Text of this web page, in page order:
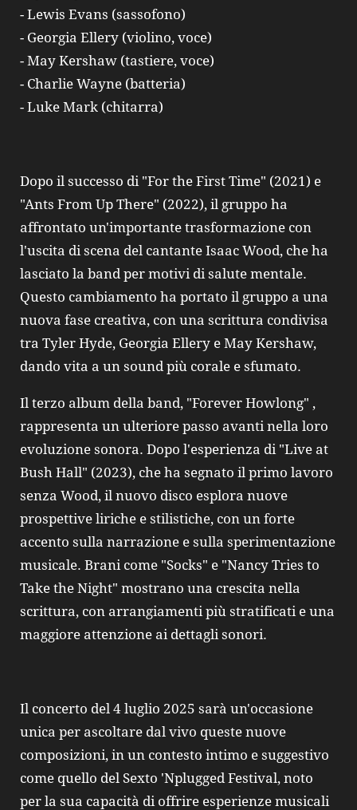
- Lewis Evans (sassofono)
- Georgia Ellery (violino, voce)
- May Kershaw (tastiere, voce)
- Charlie Wayne (batteria)
- Luke Mark (chitarra)
Dopo il successo di "For the First Time" (2021) e
"Ants From Up There" (2022), il gruppo ha
affrontato un'importante trasformazione con
l'uscita di scena del cantante Isaac Wood, che ha
lasciato la band per motivi di salute mentale.
Questo cambiamento ha portato il gruppo a una
nuova fase creativa, con una scrittura condivisa
tra Tyler Hyde, Georgia Ellery e May Kershaw,
dando vita a un sound più corale e sfumato.
Il terzo album della band, "Forever Howlong" ,
rappresenta un ulteriore passo avanti nella loro
evoluzione sonora. Dopo l'esperienza di "Live at
Bush Hall" (2023), che ha segnato il primo lavoro
senza Wood, il nuovo disco esplora nuove
prospettive liriche e stilistiche, con un forte
accento sulla narrazione e sulla sperimentazione
musicale. Brani come "Socks" e "Nancy Tries to
Take the Night" mostrano una crescita nella
scrittura, con arrangiamenti più stratificati e una
maggiore attenzione ai dettagli sonori.
Il concerto del 4 luglio 2025 sarà un'occasione
unica per ascoltare dal vivo queste nuove
composizioni, in un contesto intimo e suggestivo
come quello del Sexto 'Nplugged Festival, noto
per la sua capacità di offrire esperienze musicali